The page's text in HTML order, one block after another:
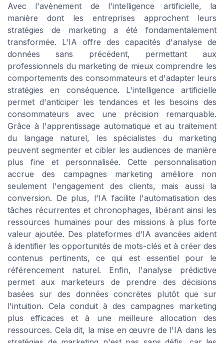
Avec l'avènement de l'intelligence artificielle, la
manière dont les entreprises approchent leurs
stratégies de marketing a été fondamentalement
transformée. L'IA offre des capacités d'analyse de
données sans précédent, permettant aux
professionnels du marketing de mieux comprendre les
comportements des consommateurs et d'adapter leurs
stratégies en conséquence. L'intelligence artificielle
permet d'anticiper les tendances et les besoins des
consommateurs avec une précision remarquable.
Grâce à l'apprentissage automatique et au traitement
du langage naturel, les spécialistes du marketing
peuvent segmenter et cibler les audiences de manière
plus fine et personnalisée. Cette personnalisation
accrue des campagnes marketing améliore non
seulement l'engagement des clients, mais aussi la
conversion. De plus, l'IA facilite l'automatisation des
tâches récurrentes et chronophages, libérant ainsi les
ressources humaines pour des missions à plus forte
valeur ajoutée. Des plateformes d'IA avancées aident
à identifier les opportunités de mots-clés et à créer des
contenus pertinents, ce qui est essentiel pour le
référencement naturel. Enfin, l'analyse prédictive
permet aux marketeurs de prendre des décisions
basées sur des données concrètes plutôt que sur
l'intuition. Cela conduit à des campagnes marketing
plus efficaces et à une meilleure allocation des
ressources. Cela dit, la mise en œuvre de l'IA dans les